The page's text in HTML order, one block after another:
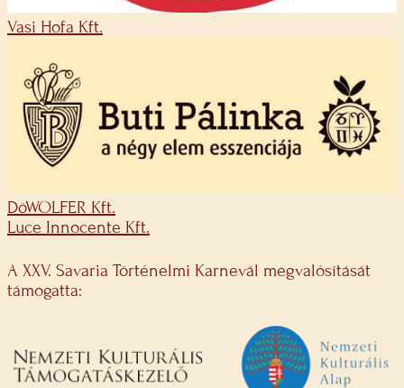
Vasi Hofa Kft.
DöWOLFER Kft.
Luce Innocente Kft.
A XXV. Savaria Történelmi Karnevál megvalósítását
támogatta: